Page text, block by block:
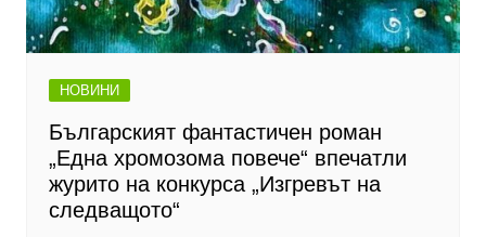
НОВИНИ
Българският фантастичен роман
„Една хромозома повече“ впечатли
журито на конкурса „Изгревът на
следващото“